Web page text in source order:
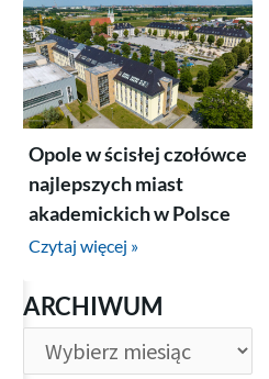
Opole w ścisłej czołówce
najlepszych miast
akademickich w Polsce
Czytaj więcej »
ARCHIWUM
ARCHIWUM